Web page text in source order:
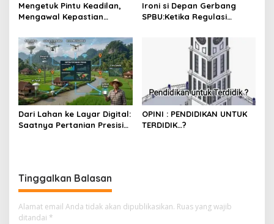
Mengetuk Pintu Keadilan,
Mengawal Kepastian
APBN
Ironi si Depan Gerbang
SPBU:Ketika Regulasi
Membentur Perut Rakyat
Dari Lahan ke Layar Digital:
Saatnya Pertanian Presisi
OPINI : PENDIDIKAN UNTUK
TERDIDIK…?
Tinggalkan Balasan
Alamat email Anda tidak akan dipublikasikan. Ruas yang wajib
ditandai *